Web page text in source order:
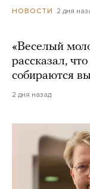
НОВОСТИ 2 дня
«Веселый
рассказал,
собираются
2 дня назад